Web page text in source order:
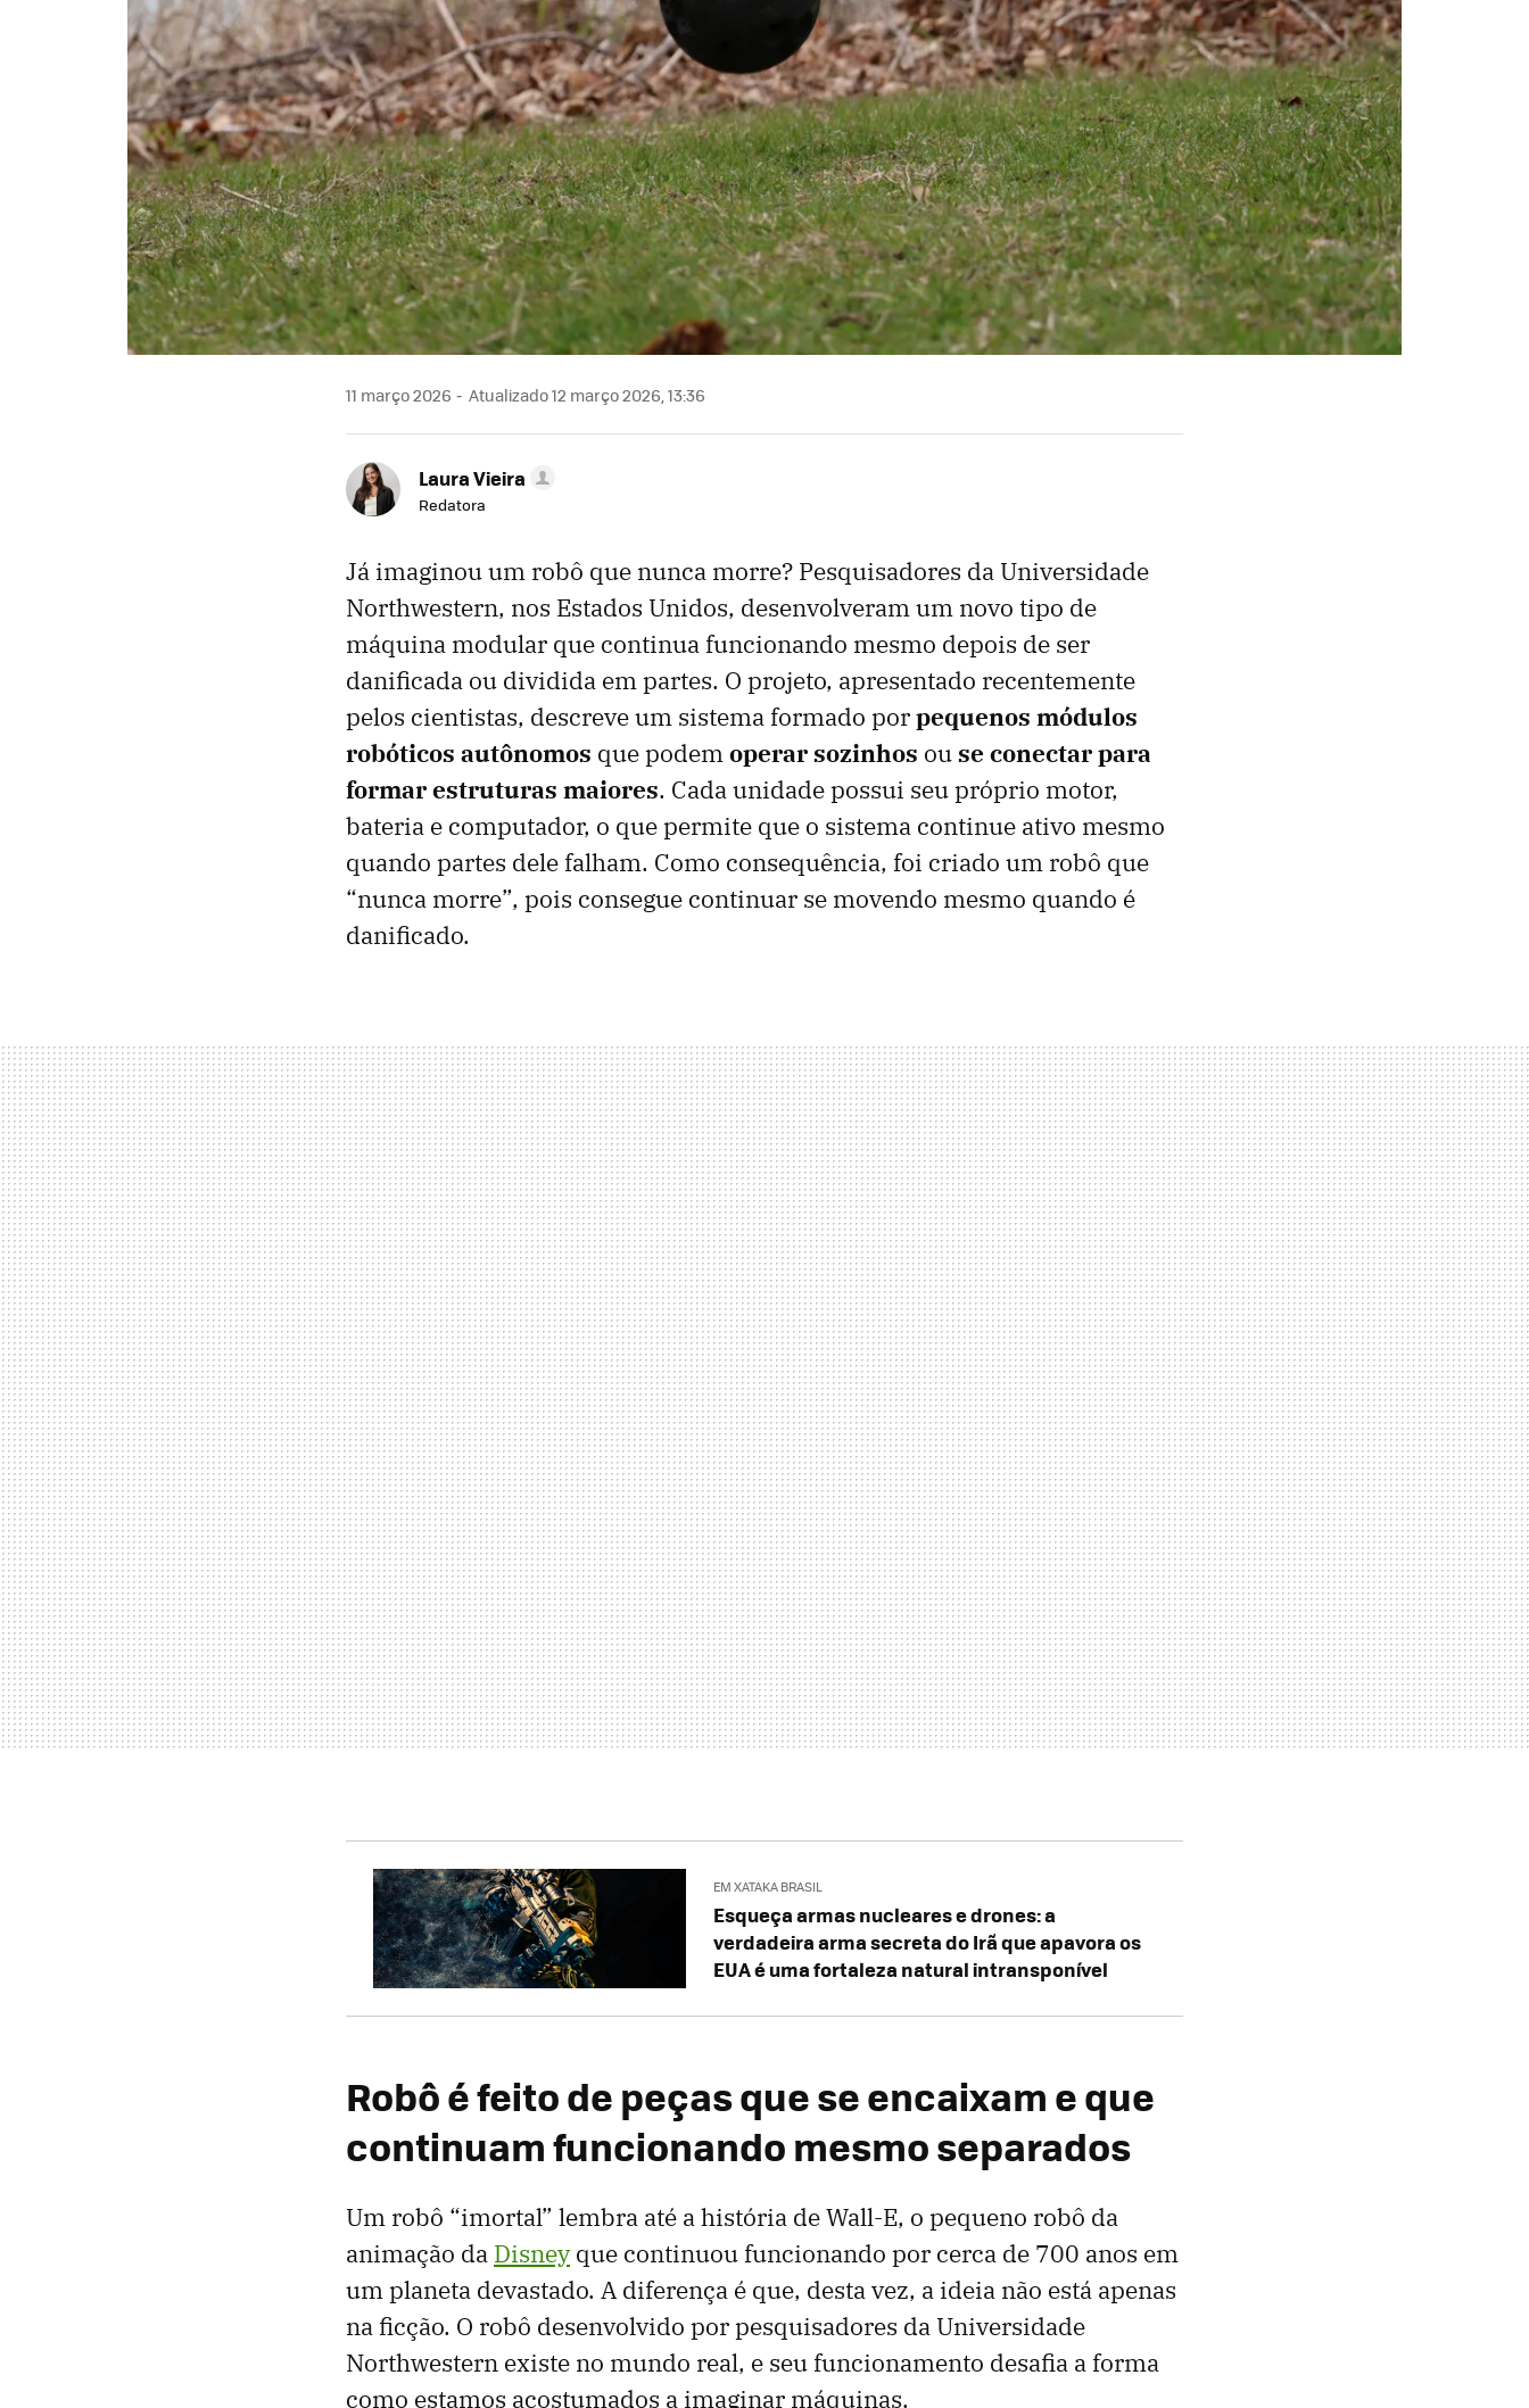
11 março 2026 Atualizado 12 março 2026, 13:36
Laura Vieira
Redatora
Já imaginou um robô que nunca morre? Pesquisadores da Universidade
Northwestern, nos Estados Unidos, desenvolveram um novo tipo de
máquina modular que continua funcionando mesmo depois de ser
danificada ou dividida em partes. O projeto, apresentado recentemente
pelos cientistas, descreve um sistema formado porpequenos módulos
robóticos autônomos que podemoperar sozinhos ouse conectar para
formar estruturas maiores. Cada unidade possui seu próprio motor,
bateria e computador, o que permite que o sistema continue ativo mesmo
quando partes dele falham. Como consequência, foi criado um robô que
“nunca morre”, pois consegue continuar se movendo mesmo quando é
danificado.
EM XATAKA BRASIL
Esqueça armas nucleares e drones: a
verdadeira arma secreta do Irã que apavora os
EUA é uma fortaleza natural intransponível
Robô é feito de peças que se encaixam e que
continuam funcionando mesmo separados
Um robô “imortal” lembra até a história de Wall-E, o pequeno robô da
animação da Disneyque continuou funcionando por cerca de 700 anos em
um planeta devastado. A diferença é que, desta vez, a ideia não está apenas
na ficção. O robô desenvolvido por pesquisadores da Universidade
Northwestern existe no mundo real, e seu funcionamento desafia a forma
como estamos acostumados a imaginar máquinas.